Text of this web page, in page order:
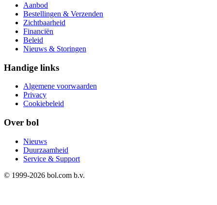
Aanbod
Bestellingen & Verzenden
Zichtbaarheid
Financiën
Beleid
Nieuws & Storingen
Handige links
Algemene voorwaarden
Privacy
Cookiebeleid
Over bol
Nieuws
Duurzaamheid
Service & Support
© 1999-2026 bol.com b.v.